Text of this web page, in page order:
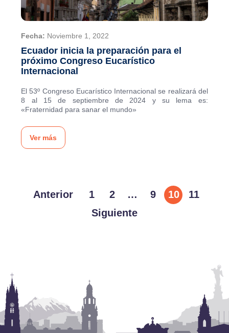
Fecha: Noviembre 1, 2022
Ecuador inicia la preparación para el
próximo Congreso Eucarístico
Internacional
El 53º Congreso Eucarístico Internacional se realizará del
8 al 15 de septiembre de 2024 y su lema es:
«Fraternidad para sanar el mundo»
Ver más
Anterior 1 2 … 9 10
11
Siguiente